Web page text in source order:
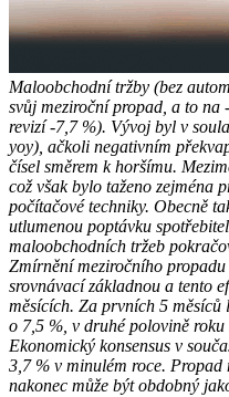
Maloobchodní tržby (bez
svůj meziroční propad, a to na
revizí -7,7 %). Vývoj byl v
yoy), ačkoli negativním
čísel směrem k horšímu.
což však bylo taženo zejména
počítačové techniky. Obecně
utlumenou poptávku
maloobchodních tržeb
Zmírnění meziročního
srovnávací základnou a tento
měsících. Za prvních 5 měsíců
o 7,5 %, v druhé polovině
Ekonomický konsensus v
3,7 % v minulém roce.
nakonec může být obdobný